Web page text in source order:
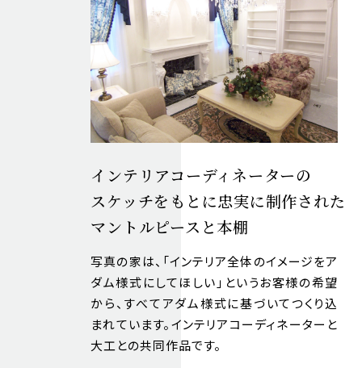
インテリアコーディネーターの
スケッチをもとに忠実に制作された
マントルピースと本棚
写真の家は、「インテリア全体のイメージをア
ダム様式にしてほしい」というお客様の希望
から、すべてアダム様式に基づいてつくり込
まれています。インテリアコーディネーターと
大工との共同作品です。